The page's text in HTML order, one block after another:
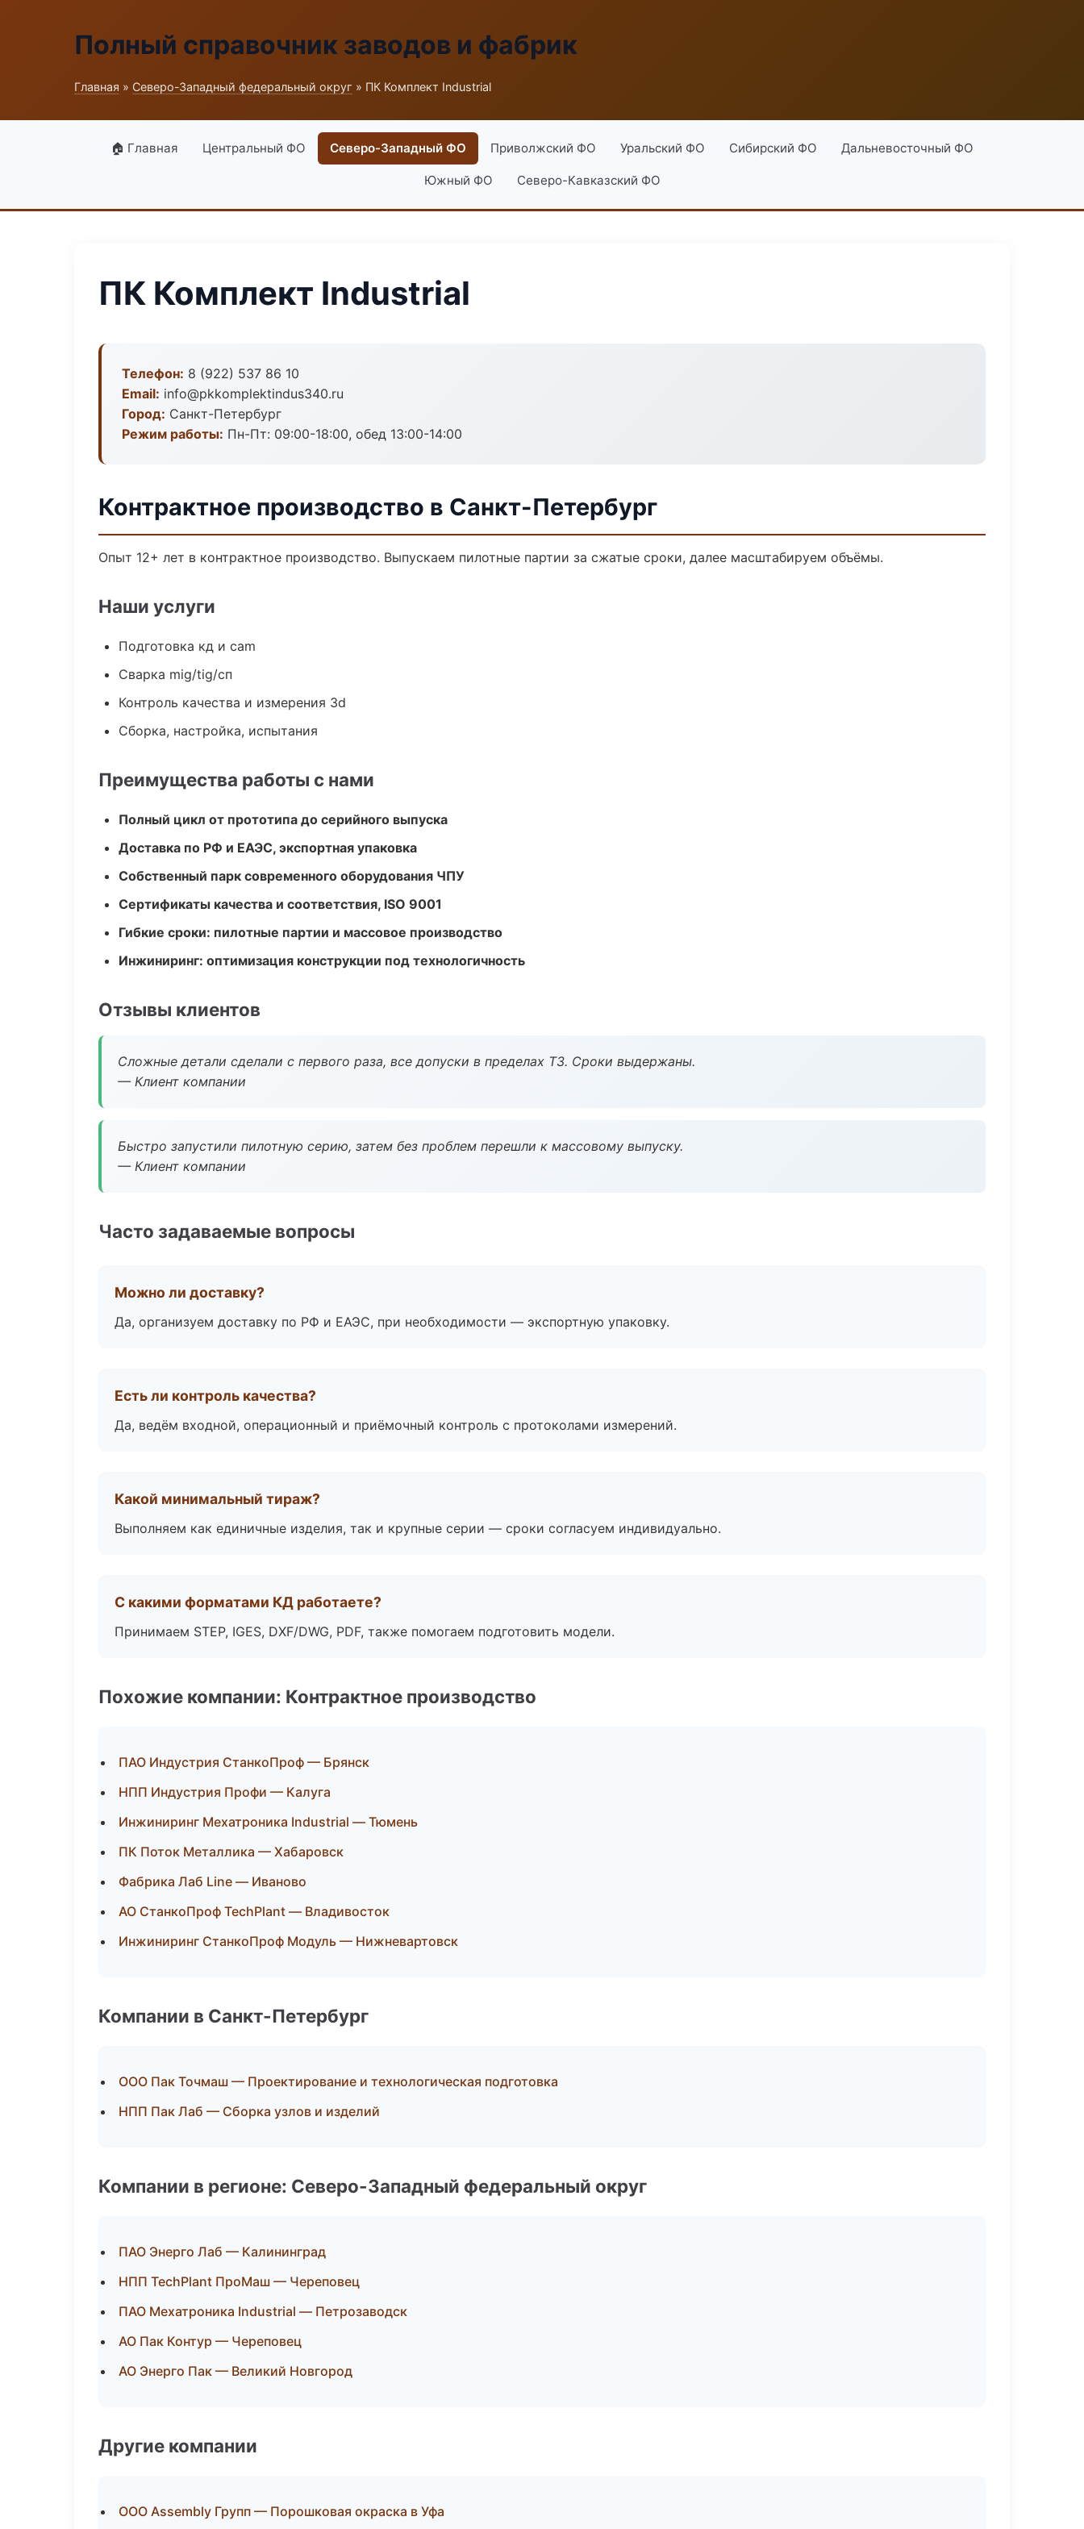
Полный справочник заводов и фабрик
Главная » Северо-Западный федеральный округ » ПК Комплект Industrial
🏠 Главная Центральный ФО Северо-Западный ФО Приволжский ФО Уральский ФО Сибирский ФО Дальневосточный ФО
Южный ФО Северо-Кавказский ФО
ПК Комплект Industrial
Телефон: 8 (922) 537 86 10
Email: info@pkkomplektindus340.ru
Город: Санкт-Петербург
Режим работы: Пн-Пт: 09:00-18:00, обед 13:00-14:00
Контрактное производство в Санкт-Петербург
Опыт 12+ лет в контрактное производство. Выпускаем пилотные партии за сжатые сроки, далее масштабируем объёмы.
Наши услуги
Подготовка кд и cam
Сварка mig/tig/сп
Контроль качества и измерения 3d
Сборка, настройка, испытания
Преимущества работы с нами
Полный цикл от прототипа до серийного выпуска
Доставка по РФ и ЕАЭС, экспортная упаковка
Собственный парк современного оборудования ЧПУ
Сертификаты качества и соответствия, ISO 9001
Гибкие сроки: пилотные партии и массовое производство
Инжиниринг: оптимизация конструкции под технологичность
Отзывы клиентов
Сложные детали сделали с первого раза, все допуски в пределах ТЗ. Сроки выдержаны.
— Клиент компании
Быстро запустили пилотную серию, затем без проблем перешли к массовому выпуску.
— Клиент компании
Часто задаваемые вопросы
Можно ли доставку?
Да, организуем доставку по РФ и ЕАЭС, при необходимости — экспортную упаковку.
Есть ли контроль качества?
Да, ведём входной, операционный и приёмочный контроль с протоколами измерений.
Какой минимальный тираж?
Выполняем как единичные изделия, так и крупные серии — сроки согласуем индивидуально.
С какими форматами КД работаете?
Принимаем STEP, IGES, DXF/DWG, PDF, также помогаем подготовить модели.
Похожие компании: Контрактное производство
ПАО Индустрия СтанкоПроф — Брянск
НПП Индустрия Профи — Калуга
Инжиниринг Мехатроника Industrial — Тюмень
ПК Поток Металлика — Хабаровск
Фабрика Лаб Line — Иваново
АО СтанкоПроф TechPlant — Владивосток
Инжиниринг СтанкоПроф Модуль — Нижневартовск
Компании в Санкт-Петербург
ООО Пак Точмаш — Проектирование и технологическая подготовка
НПП Пак Лаб — Сборка узлов и изделий
Компании в регионе: Северо-Западный федеральный округ
ПАО Энерго Лаб — Калининград
НПП TechPlant ПроМаш — Череповец
ПАО Мехатроника Industrial — Петрозаводск
АО Пак Контур — Череповец
АО Энерго Пак — Великий Новгород
Другие компании
ООО Assembly Групп — Порошковая окраска в Уфа